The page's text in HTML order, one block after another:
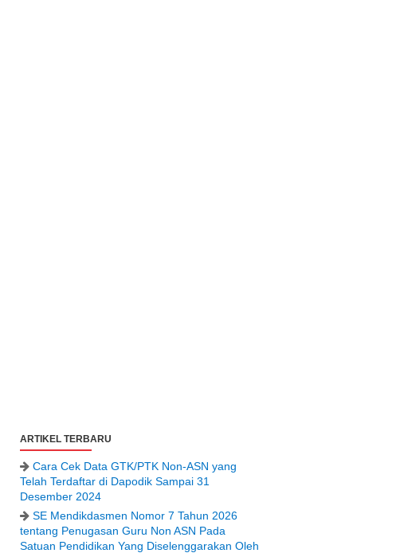
ARTIKEL TERBARU
Cara Cek Data GTK/PTK Non-ASN yang
Telah Terdaftar di Dapodik Sampai 31
Desember 2024
SE Mendikdasmen Nomor 7 Tahun 2026
tentang Penugasan Guru Non ASN Pada
Satuan Pendidikan Yang Diselenggarakan Oleh